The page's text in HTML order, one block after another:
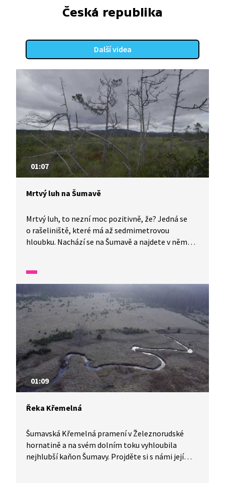
Česká republika
Další videa
01:07
Mrtvý luh na Šumavě
Mrtvý luh, to nezní moc pozitivně, že? Jedná se
o rašeliniště, které má až sedmimetrovou
hloubku. Nachází se na Šumavě a najdete v něm
vám představíme malé zázraky naší flóry a fauny.
01:09
Řeka Křemelná
Šumavská Křemelná pramení v Železnorudské
hornatině a na svém dolním toku vyhloubila
nejhlubší kaňon Šumavy. Projděte si s námi její